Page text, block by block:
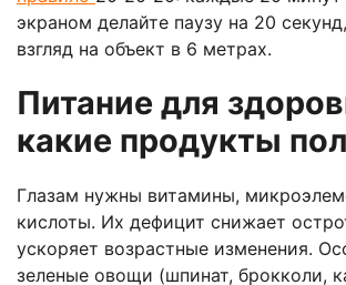
экраном делайте паузу на 20
взгляд на объект в 6 метрах.
Питание для
какие продукты
Глазам нужны витамины,
кислоты. Их дефицит снижает
ускоряет возрастные изменения.
зеленые овощи (шпинат, брокколи,